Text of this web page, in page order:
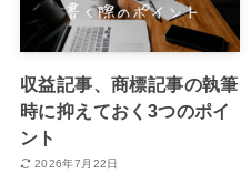
収益記事、商標記事の執筆
時に抑えておく3つのポイ
ント
2026年7月22日